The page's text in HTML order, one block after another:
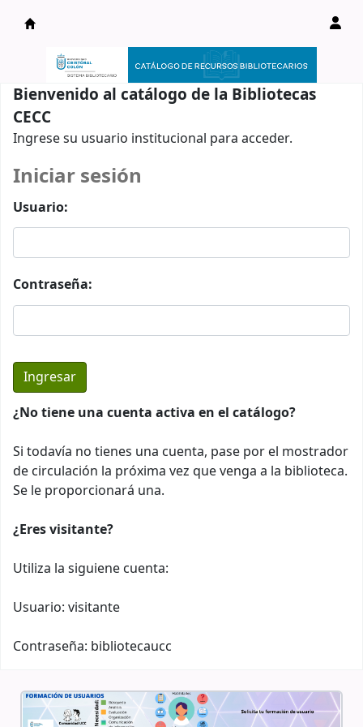
Catálogo en línea
Bienvenido al catálogo de la Bibliotecas
CECC
Ingrese su usuario institucional para acceder.
Iniciar sesión
Usuario:
Contraseña:
¿No tiene una cuenta activa en el catálogo?
Si todavía no tienes una cuenta, pase por el mostrador
de circulación la próxima vez que venga a la biblioteca.
Se le proporcionará una.
¿Eres visitante?
Utiliza la siguiene cuenta:
Usuario: visitante
Contraseña: bibliotecaucc